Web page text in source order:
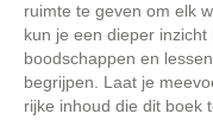
ruimte te geven om elk
kun je een dieper
boodschappen en
begrijpen. Laat je
rijke inhoud die dit boek